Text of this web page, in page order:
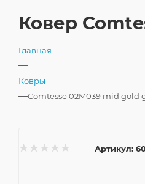
Ковер
Главная
—
Ковры
—Comtesse 02M039 mid gold
Артикул: